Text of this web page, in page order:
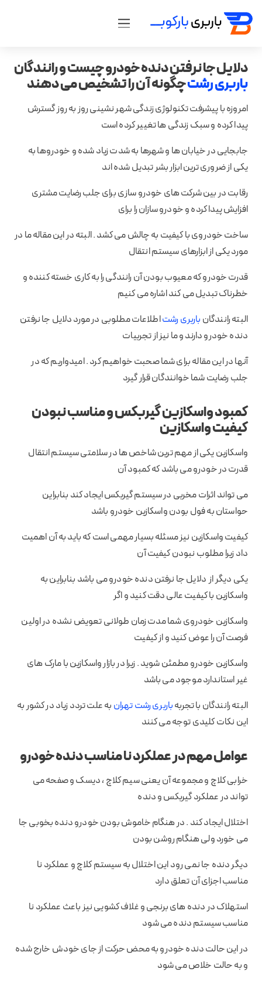
دلایل جا نرفتن دنده خودرو چیست و رانندگان
باربری رشتچگونه آن را تشخیص می دهند
امروزه با پیشرفت تکنولوژی زندگی شهر نشینی روز به روز گسترش
پیدا کرده و سبک زندگی ها تغییر کرده است
جابجایی در خیابان ها و شهرها به شدت زیاد شده و خودروها به
یکی از ضروری ترین ابزار بشر تبدیل شده اند
رقابت در بین شرکت های خودرو سازی برای جلب رضایت مشتری
افزایش پیدا کرده و خودرو سازان را برای
ساخت خودروی با کیفیت به چالش می کشد . البته در این مقاله ما در
مورد یکی از ابزارهای سیستم انتقال
قدرت خودرو که معیوب بودن آن رانندگی را به کاری خسته کننده و
خطرناک تبدیل می کند اشاره می کنیم
البته رانندگان باربری رشتاطلاعات مطلوبی در مورد دلایل جا نرفتن
دنده خودرو دارند و ما نیز از تجربیات
آنها در این مقاله برای شما صحبت خواهیم کرد . امیدواریم که در
جلب رضایت شما خوانندگان قرار گیرد
کمبود واسکازین گیربکس و مناسب نبودن
کیفیت واسکازین
واسکازین یکی از مهم ترین شاخص ها در سلامتی سیستم انتقال
قدرت در خودرو می باشد که کمبود آن
می تواند اثرات مخربی در سیستم گیربکس ایجاد کند بنابراین
حواستان به فول بودن واسکازین خودرو باشد
کیفیت واسکازین نیز مسئله بسیار مهمی است که باید به آن اهمیت
داد زیرا مطلوب نبودن کیفیت آن
یکی دیگر از دلایل جا نرفتن دنده خودرو می باشد بنابراین به
واسکازین با کیفیت عالی دقت کنید و اگر
واسکازین خودروی شما مدت زمان طولانی تعویض نشده در اولین
فرصت آن را عوض کنید و از کیفیت
واسکازین خودرو مطمئن شوید . زیرا در بازار واسکازین با مارک های
غیر استاندارد موجود می باشد
البته رانندگان با تجربهباربری رشت تهران به علت تردد زیاد در کشور به
این نکات کلیدی توجه می کنند
عوامل مهم در عملکرد نا مناسب دنده خودرو
خرابی کلاچ و مجموعه آن یعنی سیم کلاچ ، دیسک و صفحه می
تواند در عملکرد گیربکس و دنده
اختلال ایجاد کند . در هنگام خاموش بودن خودرو دنده بخوبی جا
می خورد ولی هنگام روشن بودن
دیگر دنده جا نمی رود این اختلال به سیستم کلاچ و عملکرد نا
مناسب اجزای آن تعلق دارد
استهلاک در دنده های برنجی و غلاف کشویی نیز باعث عملکرد نا
مناسب سیستم دنده می شود
در این حالت دنده خودرو به محض حرکت از جای خودش خارج شده
و به حالت خلاص می شود